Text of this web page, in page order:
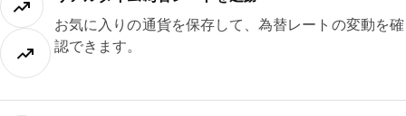
お気に入りの通貨を保存して、為替レートの変動を確
認できます。